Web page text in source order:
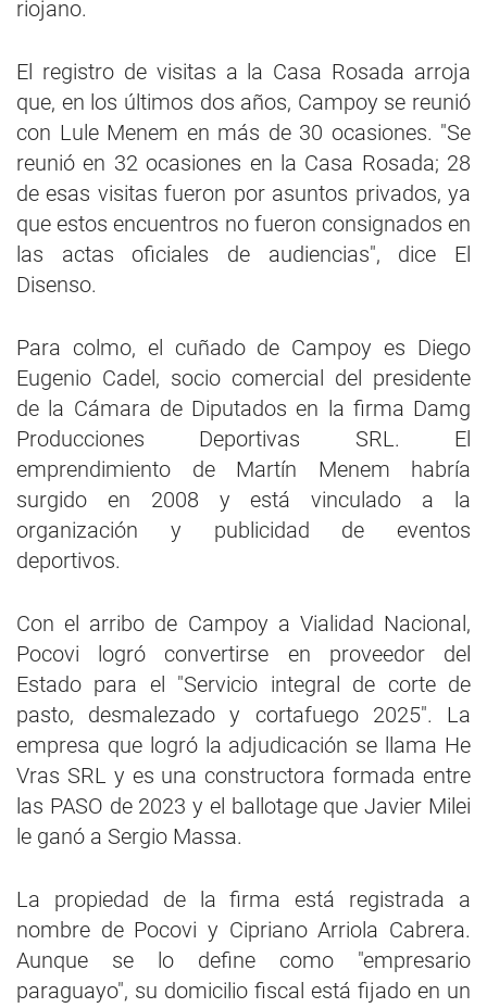
riojano.
El registro de visitas a la Casa Rosada arroja
que, en los últimos dos años, Campoy se reunió
con Lule Menem en más de 30 ocasiones. "Se
reunió en 32 ocasiones en la Casa Rosada; 28
de esas visitas fueron por asuntos privados, ya
que estos encuentros no fueron consignados en
las actas oficiales de audiencias", dice El
Disenso.
Para colmo, el cuñado de Campoy es Diego
Eugenio Cadel, socio comercial del presidente
de la Cámara de Diputados en la firma Damg
Producciones Deportivas SRL. El
emprendimiento de Martín Menem habría
surgido en 2008 y está vinculado a la
organización y publicidad de eventos
deportivos.
Con el arribo de Campoy a Vialidad Nacional,
Pocovi logró convertirse en proveedor del
Estado para el "Servicio integral de corte de
pasto, desmalezado y cortafuego 2025". La
empresa que logró la adjudicación se llama He
Vras SRL y es una constructora formada entre
las PASO de 2023 y el ballotage que Javier Milei
le ganó a Sergio Massa.
La propiedad de la firma está registrada a
nombre de Pocovi y Cipriano Arriola Cabrera.
Aunque se lo define como "empresario
paraguayo", su domicilio fiscal está fijado en un